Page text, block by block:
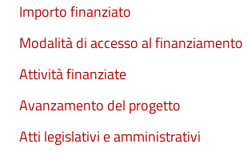
Importo finanziato
Modalità di accesso al finanziamento
Attività finanziate
Avanzamento del progetto
Atti legislativi e amministrativi